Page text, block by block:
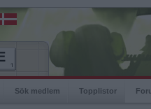
Sök medlem Topplistor